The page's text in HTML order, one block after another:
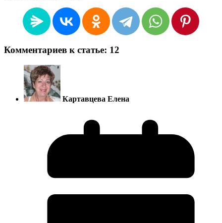
Комментариев к статье: 12
Картавцева Елена